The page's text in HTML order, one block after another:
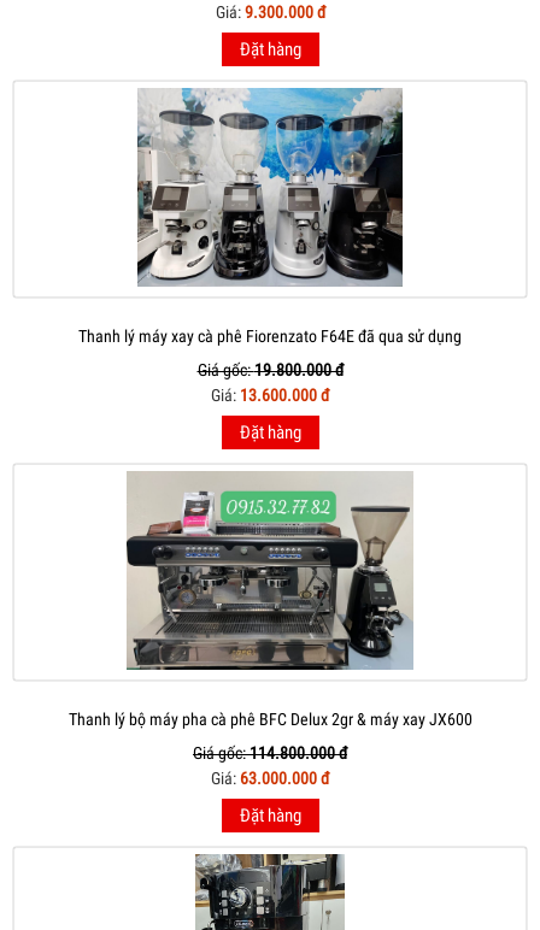
Giá:9.300.000 đ
Đặt hàng
Thanh lý máy xay cà phê Fiorenzato F64E đã qua sử dụng
Giá gốc:19.800.000 đ
Giá: 13.600.000 đ
Đặt hàng
Thanh lý bộ máy pha cà phê BFC Delux 2gr & máy xay JX600
Giá gốc:114.800.000 đ
Giá:63.000.000 đ
Đặt hàng